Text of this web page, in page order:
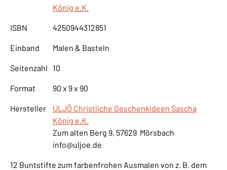
König e.K.
ISBN 4250944312851
Einband Malen & Basteln
Seitenzahl 10
Format 90 x 9 x 90
Hersteller
ULJÖ Christliche Geschenkideen Sascha
König e.K.
Zum alten Berg 9, 57629 Mörsbach
info@uljoe.de
12 Buntstifte zum farbenfrohen Ausmalen von z. B. dem